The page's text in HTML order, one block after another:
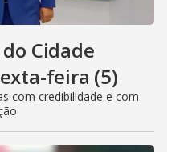
Cidade
feira (5)
com credibilidade e com